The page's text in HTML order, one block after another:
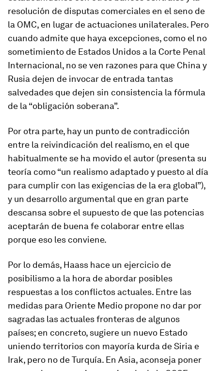
resolución de disputas comerciales en el seno de
la OMC, en lugar de actuaciones unilaterales. Pero
cuando admite que haya excepciones, como el no
sometimiento de Estados Unidos a la Corte Penal
Internacional, no se ven razones para que China y
Rusia dejen de invocar de entrada tantas
salvedades que dejen sin consistencia la fórmula
de la “obligación soberana”.
Por otra parte, hay un punto de contradicción
entre la reivindicación del realismo, en el que
habitualmente se ha movido el autor (presenta su
teoría como “un realismo adaptado y puesto al día
para cumplir con las exigencias de la era global”),
y un desarrollo argumental que en gran parte
descansa sobre el supuesto de que las potencias
aceptarán de buena fe colaborar entre ellas
porque eso les conviene.
Por lo demás, Haass hace un ejercicio de
posibilismo a la hora de abordar posibles
respuestas a los conflictos actuales. Entre las
medidas para Oriente Medio propone no dar por
sagradas las actuales fronteras de algunos
países; en concreto, sugiere un nuevo Estado
uniendo territorios con mayoría kurda de Siria e
Irak, pero no de Turquía. En Asia, aconseja poner